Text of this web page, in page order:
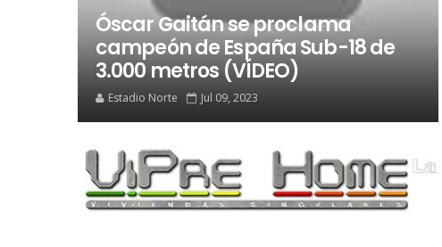
Óscar Gaitán se proclama
campeón de España Sub-18 de
3.000 metros (VÍDEO)
Estadio Norte Jul 09, 2023